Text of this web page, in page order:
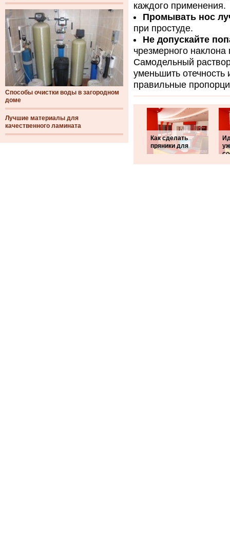
Способы очистки воды в загородном
доме
Лучшие материалы для
качественного ламината
каждого применения.
Промывать нос
при простуде.
Не допускайте
чрезмерного
Самодельный
уменьшить
правильные
Как сделать
пряники для